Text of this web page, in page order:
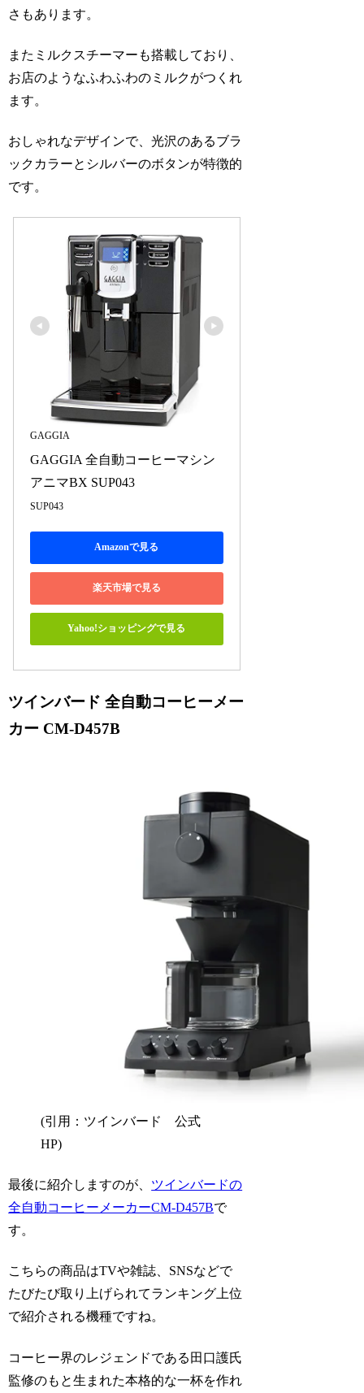
さもあります。
またミルクスチーマーも搭載しており、
お店のようなふわふわのミルクがつくれ
ます。
おしゃれなデザインで、光沢のあるブラ
ックカラーとシルバーのボタンが特徴的
です。
GAGGIA
GAGGIA 全自動コーヒーマシン
アニマBX SUP043
SUP043
Amazonで見る
楽天市場で見る
Yahoo!ショッピングで見る
ツインバード 全自動コーヒーメー
カー CM-D457B
(引用：ツインバード 公式
HP)
最後に紹介しますのが、 ツインバードの
全自動コーヒーメーカーCM-D457Bで
す。
こちらの商品はTVや雑誌、SNSなどで
たびたび取り上げられてランキング上位
で紹介される機種ですね。
コーヒー界のレジェンドである田口護氏
監修のもと生まれた本格的な一杯を作れ